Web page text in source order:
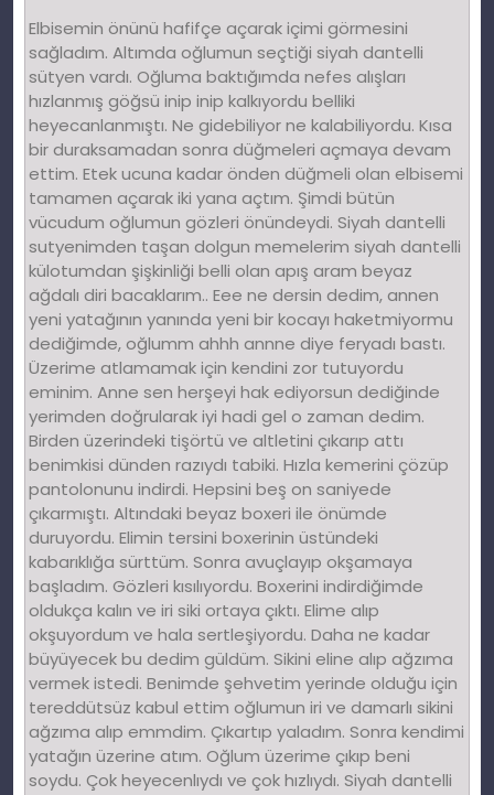
Elbisemin önünü hafifçe açarak içimi görmesini
sağladım. Altımda oğlumun seçtiği siyah dantelli
sütyen vardı. Oğluma baktığımda nefes alışları
hızlanmış göğsü inip inip kalkıyordu belliki
heyecanlanmıştı. Ne gidebiliyor ne kalabiliyordu. Kısa
bir duraksamadan sonra düğmeleri açmaya devam
ettim. Etek ucuna kadar önden düğmeli olan elbisemi
tamamen açarak iki yana açtım. Şimdi bütün
vücudum oğlumun gözleri önündeydi. Siyah dantelli
sutyenimden taşan dolgun memelerim siyah dantelli
külotumdan şişkinliği belli olan apış aram beyaz
ağdalı diri bacaklarım.. Eee ne dersin dedim, annen
yeni yatağının yanında yeni bir kocayı haketmiyormu
dediğimde, oğlumm ahhh annne diye feryadı bastı.
Üzerime atlamamak için kendini zor tutuyordu
eminim. Anne sen herşeyi hak ediyorsun dediğinde
yerimden doğrularak iyi hadi gel o zaman dedim.
Birden üzerindeki tişörtü ve altletini çıkarıp attı
benimkisi dünden razıydı tabiki. Hızla kemerini çözüp
pantolonunu indirdi. Hepsini beş on saniyede
çıkarmıştı. Altındaki beyaz boxeri ile önümde
duruyordu. Elimin tersini boxerinin üstündeki
kabarıklığa sürttüm. Sonra avuçlayıp okşamaya
başladım. Gözleri kısılıyordu. Boxerini indirdiğimde
oldukça kalın ve iri siki ortaya çıktı. Elime alıp
okşuyordum ve hala sertleşiyordu. Daha ne kadar
büyüyecek bu dedim güldüm. Sikini eline alıp ağzıma
vermek istedi. Benimde şehvetim yerinde olduğu için
tereddütsüz kabul ettim oğlumun iri ve damarlı sikini
ağzıma alıp emmdim. Çıkartıp yaladım. Sonra kendimi
yatağın üzerine atım. Oğlum üzerime çıkıp beni
soydu. Çok heyecenlıydı ve çok hızlıydı. Siyah dantelli